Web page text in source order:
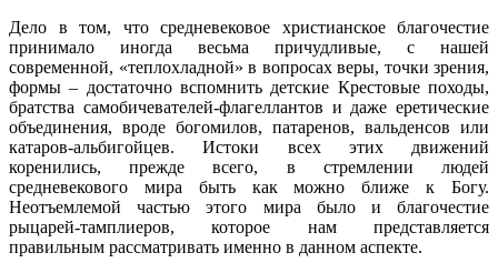
Дело в том, что средневековое христианское благочестие
принимало иногда весьма причудливые, с нашей
современной, «теплохладной» в вопросах веры, точки зрения,
формы – достаточно вспомнить детские Крестовые походы,
братства самобичевателей-флагеллантов и даже еретические
объединения, вроде богомилов, патаренов, вальденсов или
катаров-альбигойцев. Истоки всех этих движений
коренились, прежде всего, в стремлении людей
средневекового мира быть как можно ближе к Богу.
Неотъемлемой частью этого мира было и благочестие
рыцарей-тамплиеров, которое нам представляется
правильным рассматривать именно в данном аспекте.